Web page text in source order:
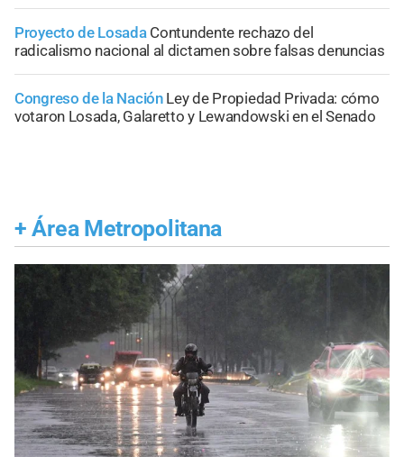
Proyecto de Losada Contundente rechazo del
radicalismo nacional al dictamen sobre falsas denuncias
Congreso de la Nación Ley de Propiedad Privada: cómo
votaron Losada, Galaretto y Lewandowski en el Senado
+ Área Metropolitana